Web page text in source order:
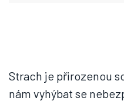
Strach je přirozenou
nám vyhýbat se